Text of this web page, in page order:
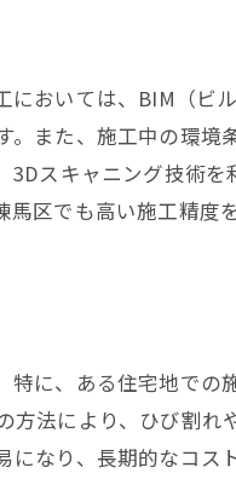
おいては、BIM（ビ
また、施工中の環境
スキャニング技術
区でも高い施工精度
に、ある住宅地での
法により、ひび割れ
なり、長期的なコス